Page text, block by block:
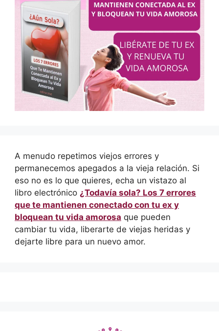
A menudo repetimos viejos errores y
permanecemos apegados a la vieja relación. Si
eso no es lo que quieres, echa un vistazo al
libro electrónico ¿Todavía sola? Los 7 errores
que te mantienen conectado con tu ex y
bloquean tu vida amorosa que pueden
cambiar tu vida, liberarte de viejas heridas y
dejarte libre para un nuevo amor.